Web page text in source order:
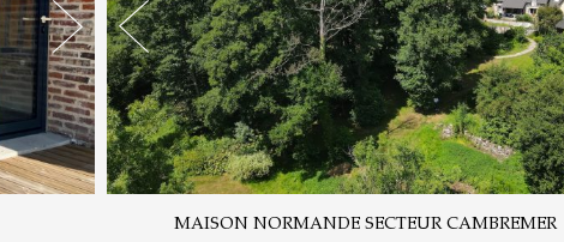
MAISON NORMANDE SECTEUR CAMBREMER